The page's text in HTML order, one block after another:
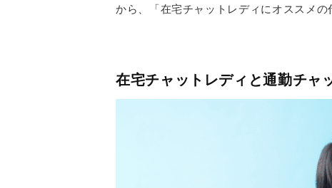
から、「在宅チャットレディにオススメの
在宅チャットレディと通勤チャ